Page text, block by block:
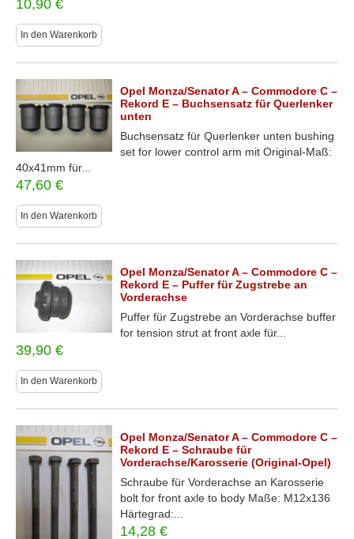
10,90 €
In den Warenkorb
Opel Monza/Senator A – Commodore C –
Rekord E – Buchsensatz für Querlenker
unten
Buchsensatz für Querlenker unten bushing
set for lower control arm mit Original-Maß:
40x41mm für...
47,60 €
In den Warenkorb
Opel Monza/Senator A – Commodore C –
Rekord E – Puffer für Zugstrebe an
Vorderachse
Puffer für Zugstrebe an Vorderachse buffer
for tension strut at front axle für...
39,90 €
In den Warenkorb
Opel Monza/Senator A – Commodore C –
Rekord E – Schraube für
Vorderachse/Karosserie (Original-Opel)
Schraube für Vorderachse an Karosserie
bolt for front axle to body Maße: M12x136
Härtegrad:...
14,28€